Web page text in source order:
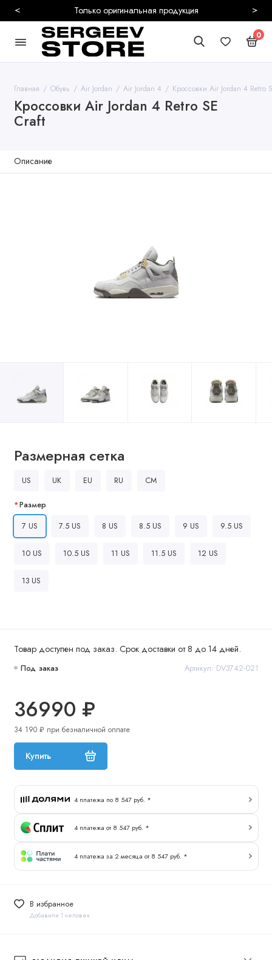
Только оригинальная продукция
< >
0
Главная Обувь Air Jordan Air Jordan 4 Кроссовки Air Jordan 4 Retro
Кроссовки Air Jordan 4 Retro SE
Craft
Описание
Товар доступен под заказ. Срок доставки от 8 до 14 дней.
Под заказ Артикул: DV3742-021
36990 ₽
34 190 ₽ при безналичной оплате
Купить
4 платежа по 8 547 руб. *
4 платежа от 8 547 руб. *
4 платежа за 2 месяца от 8 547 руб. *
В избранное
Добавили 1 человек
Размерная сетка
US UK EU RU CM
Размер
7 US
7.5 US 8 US 8.5 US 9 US 9.5 US
10 US 10.5 US 11 US 11.5 US 12 US
13 US